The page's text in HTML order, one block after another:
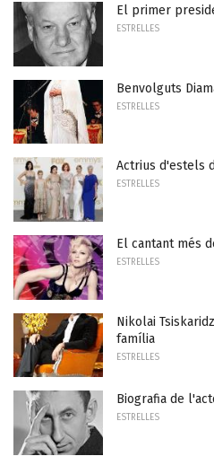
El primer
ESTRELLES
Benvolguts
ESTRELLES
Actrius d'estels
ESTRELLES
El cantant més
ESTRELLES
Nikolai
família
ESTRELLES
Biografia de
ESTRELLES